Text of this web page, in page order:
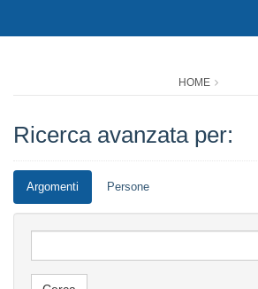
HOME
Ricerca avanzata per:
Argomenti Persone